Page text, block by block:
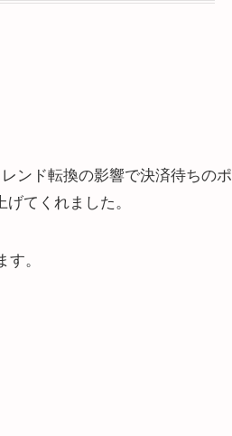
ンド転換の影響で決済待ちのポ
てくれました。
。